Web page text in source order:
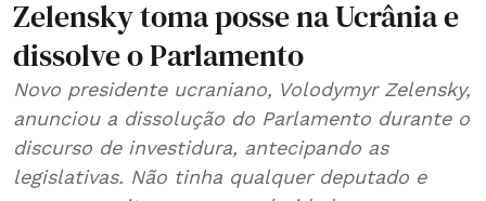
Zelensky toma posse na Ucrânia e
dissolve o Parlamento
Novo presidente ucraniano, Volodymyr Zelensky,
anunciou a dissolução do Parlamento durante o
discurso de investidura, antecipando as
legislativas. Não tinha qualquer deputado e